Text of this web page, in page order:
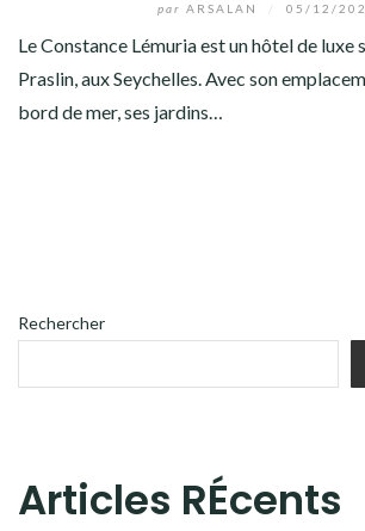
par ARSALAN 05/12/
Le Constance Lémuria est un hôtel de luxe
Praslin, aux Seychelles. Avec son
bord de mer, ses jardins…
Rechercher
Articles RÉcents